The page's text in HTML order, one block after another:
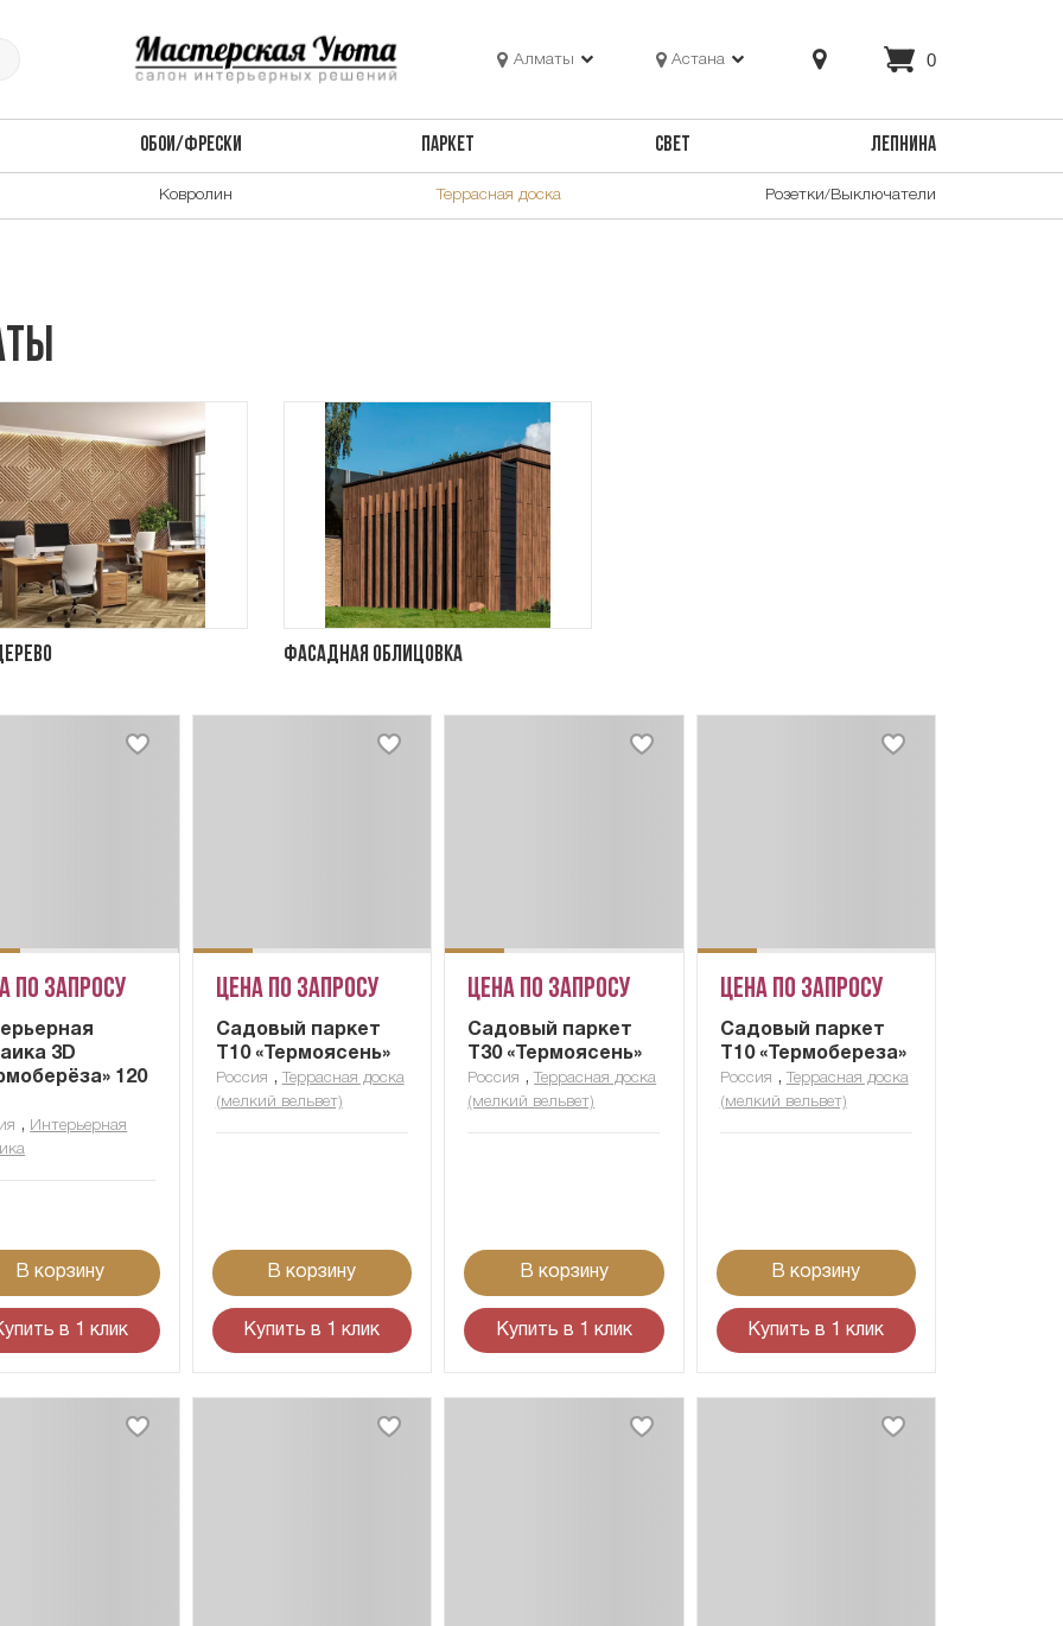
Алматы Астана 0
ОБОИ/ФРЕСКИ ПАРКЕТ СВЕТ ЛЕПНИНА
Ковролин Террасная доска Розетки/Выключатели
Фасадная облицовка
по запросу
3D
120
, Интерьерная
В корзину
в 1 клик
Цена по запросу
Садовый паркет
Т10 «Термоясень»
Россия ,Террасная доска
(мелкий вельвет)
В корзину
Купить в 1 клик
Цена по запросу
Садовый паркет
Т30 «Термоясень»
Россия ,Террасная доска
(мелкий вельвет)
В корзину
Купить в 1 клик
Цена по запросу
Садовый паркет
Т10 «Термобереза»
Россия ,Террасная доска
(мелкий вельвет)
В корзину
Купить в 1 клик